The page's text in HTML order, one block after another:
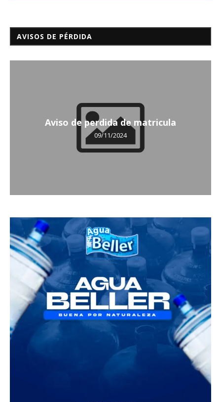
AVISOS DE PÉRDIDA
Aviso de perdida de matricula
09/11/2024